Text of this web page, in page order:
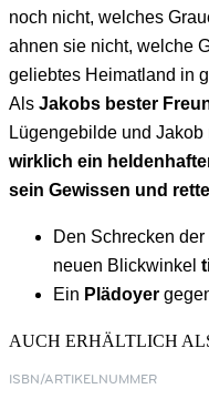
noch nicht, welches
ahnen sie nicht, welche
geliebtes Heimatland in
Als Jakobs bester
Lügengebilde und
wirklich ein
sein Gewissen und
Den Schrecken
neuen Blickwinkel
Ein Plädoyer
AUCH ERHÄLTLICH
ISBN/ARTIKELNUMMER